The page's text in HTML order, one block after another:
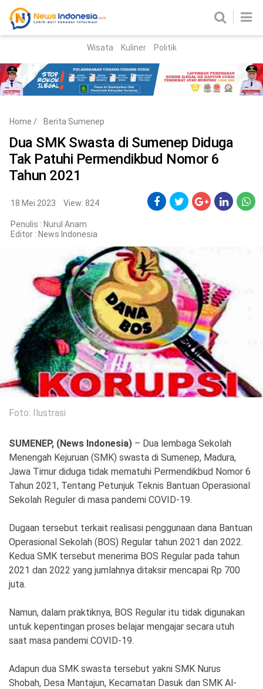
Parlemen
Nasional
Korupsi
Gaya Hidup
Kesehatan Kuliner
Iptek
Pendidikan Ilmiah
SosBud
Sosial Budaya
Wisata
Ekonomi Olahraga
Indeks Birokrasi
Wisata Kuliner Politik
Home / Berita Sumenep
Dua SMK Swasta di Sumenep Diduga
Tak Patuhi Permendikbud Nomor 6
Tahun 2021
18 Mei 2023 View: 824
Penulis : Nurul Anam
Editor : News Indonesia
Foto: Ilustrasi
SUMENEP, (News Indonesia) – Dua lembaga Sekolah
Menengah Kejuruan (SMK) swasta di Sumenep, Madura,
Jawa Timur diduga tidak mematuhi Permendikbud Nomor 6
Tahun 2021, Tentang Petunjuk Teknis Bantuan Operasional
Sekolah Reguler di masa pandemi COVID-19.
Dugaan tersebut terkait realisasi penggunaan dana Bantuan
Operasional Sekolah (BOS) Regular tahun 2021 dan 2022.
Kedua SMK tersebut menerima BOS Regular pada tahun
2021 dan 2022 yang jumlahnya ditaksir mencapai Rp 700
juta.
Namun, dalam praktiknya, BOS Regular itu tidak digunakan
untuk kepentingan proses belajar mengajar secara utuh
saat masa pandemi COVID-19.
Adapun dua SMK swasta tersebut yakni SMK Nurus
Shobah, Desa Mantajun, Kecamatan Dasuk dan SMK Al-